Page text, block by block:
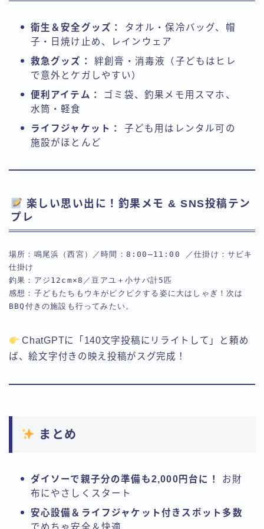
衛生＆安全グッズ：
タオル・保冷バッグ、帽
子・日焼け止め、レインウェア
救急グッズ：
絆創膏・消毒液（子どもはヒレ
で意外とケガしやすい）
便利アイテム：
ゴミ袋、釣果メモ用スマホ、
水筒・軽食
ライフジャケット：
子ども用はレンタル可の
施設がほとんど
楽しい思い出に！釣果メモ & SNS投稿テン
プレ
場所：鳴尾浜（西宮）／時間：8:00–11:00 ／仕掛け：サビキ
仕掛け
釣果：アジ12cm×8／豆アユ＋小サバ計5匹
感想：子どもたちもウキがピクピクする姿に大はしゃぎ！次は
BBQ付きの施設も行ってみたい。
ChatGPTに「140文字投稿にリライトして」と頼め
ば、絵文字付きの映え投稿がスグ完成！
まとめ
ダイソーで親子分の準備も2,000円台に！
お財
布にやさしくスタート
安心設備＆ライフジャケット付きスポット多数
でめちゃ安全＆快適